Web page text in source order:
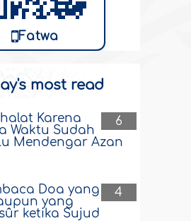
Fatwa
most read
6
Karena
Waktu Sudah
Mendengar Azan
4
Doa yang
yang
ketika Sujud